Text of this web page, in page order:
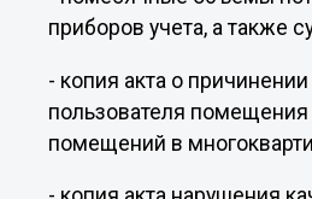
приборов учета, а
- копия акта о
пользователя
помещений в